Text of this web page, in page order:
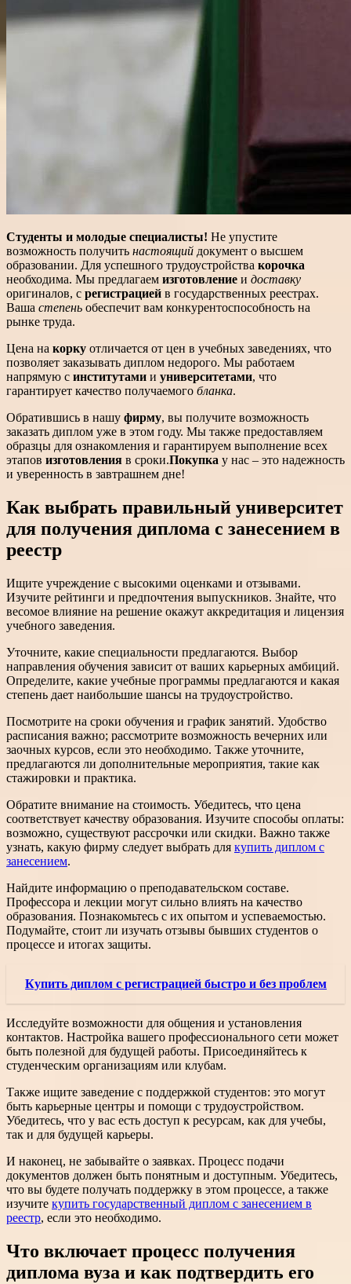
Студенты и молодые специалисты! Не упустите
возможность получить настоящий документ о высшем
образовании. Для успешного трудоустройства корочка
необходима. Мы предлагаем изготовление и доставку
оригиналов, с регистрацией в государственных реестрах.
Ваша степень обеспечит вам конкурентоспособность на
рынке труда.
Цена на корку отличается от цен в учебных заведениях, что
позволяет заказывать диплом недорого. Мы работаем
напрямую с институтами и университетами, что
гарантирует качество получаемого бланка.
Обратившись в нашу фирму, вы получите возможность
заказать диплом уже в этом году. Мы также предоставляем
образцы для ознакомления и гарантируем выполнение всех
этапов изготовления в сроки.Покупка у нас – это надежность
и уверенность в завтрашнем дне!
Как выбрать правильный университет
для получения диплома с занесением в
реестр
Ищите учреждение с высокими оценками и отзывами.
Изучите рейтинги и предпочтения выпускников. Знайте, что
весомое влияние на решение окажут аккредитация и лицензия
учебного заведения.
Уточните, какие специальности предлагаются. Выбор
направления обучения зависит от ваших карьерных амбиций.
Определите, какие учебные программы предлагаются и какая
степень дает наибольшие шансы на трудоустройство.
Посмотрите на сроки обучения и график занятий. Удобство
расписания важно; рассмотрите возможность вечерних или
заочных курсов, если это необходимо. Также уточните,
предлагаются ли дополнительные мероприятия, такие как
стажировки и практика.
Обратите внимание на стоимость. Убедитесь, что цена
соответствует качеству образования. Изучите способы оплаты:
возможно, существуют рассрочки или скидки. Важно также
узнать, какую фирму следует выбрать для купить диплом с
занесением.
Найдите информацию о преподавательском составе.
Профессора и лекции могут сильно влиять на качество
образования. Познакомьтесь с их опытом и успеваемостью.
Подумайте, стоит ли изучать отзывы бывших студентов о
процессе и итогах защиты.
Купить диплом с регистрацией быстро и без проблем
Исследуйте возможности для общения и установления
контактов. Настройка вашего профессионального сети может
быть полезной для будущей работы. Присоединяйтесь к
студенческим организациям или клубам.
Также ищите заведение с поддержкой студентов: это могут
быть карьерные центры и помощи с трудоустройством.
Убедитесь, что у вас есть доступ к ресурсам, как для учебы,
так и для будущей карьеры.
И наконец, не забывайте о заявках. Процесс подачи
документов должен быть понятным и доступным. Убедитесь,
что вы будете получать поддержку в этом процессе, а также
изучите купить государственный диплом с занесением в
реестр, если это необходимо.
Что включает процесс получения
диплома вуза и как подтвердить его